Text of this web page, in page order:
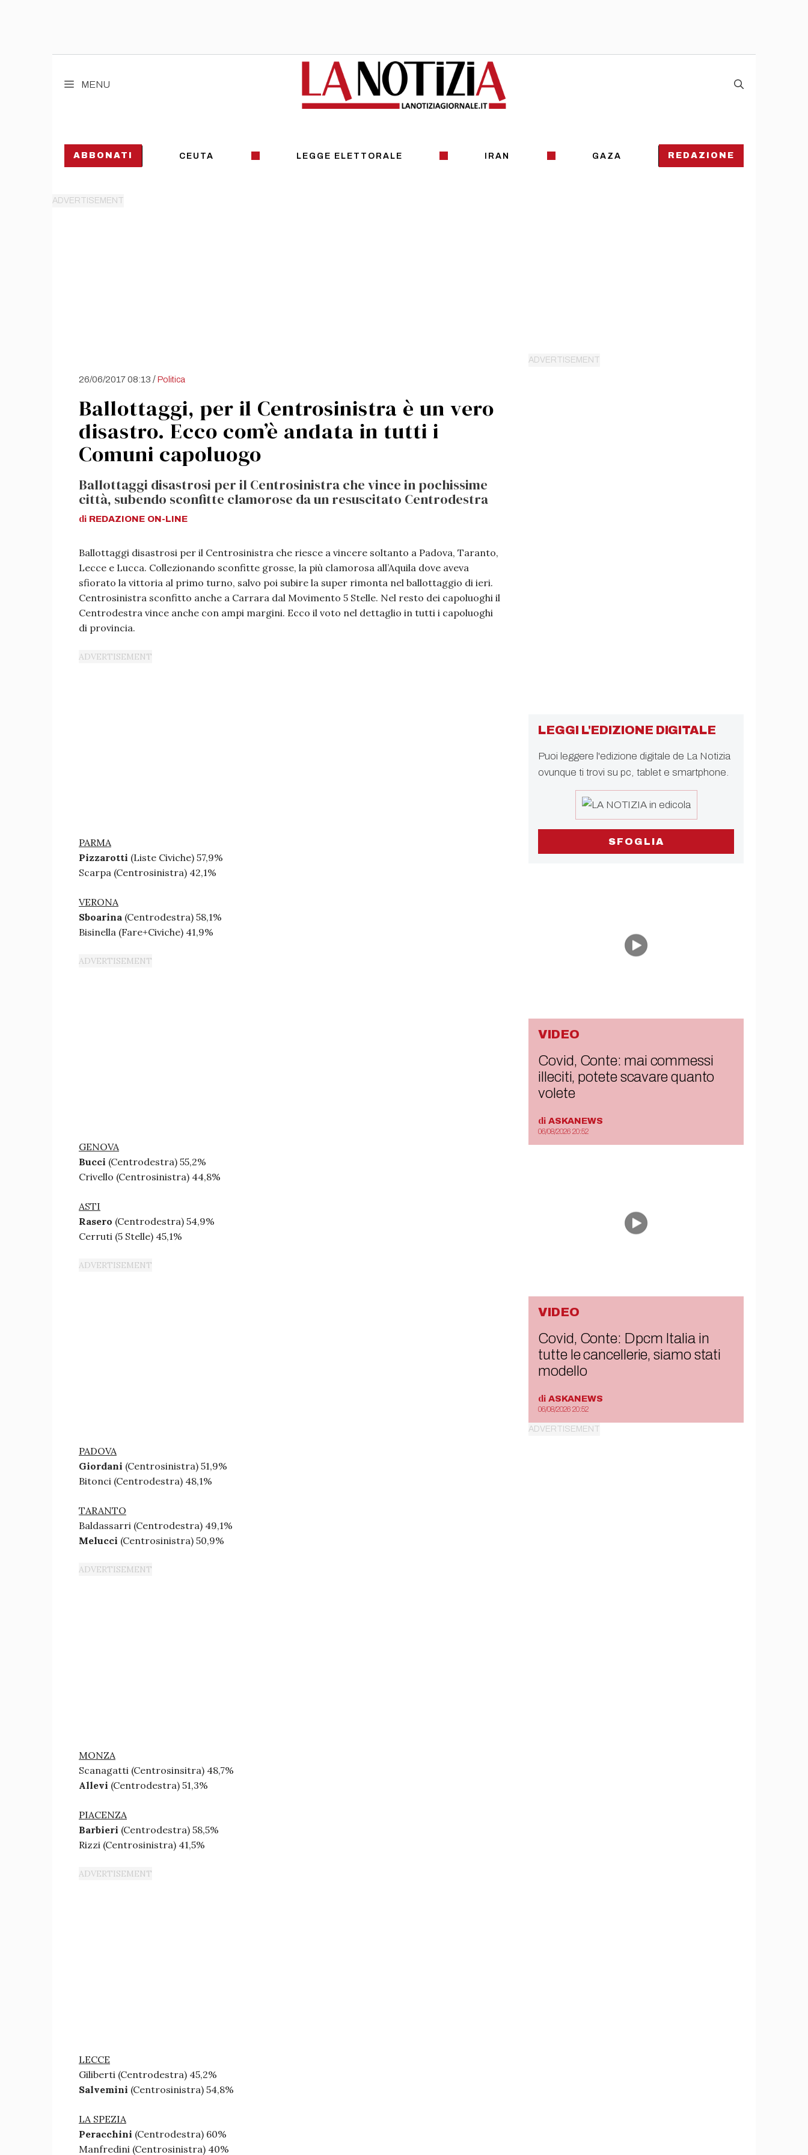
MENU
ABBONATI CEUTA LEGGE ELETTORALE IRAN GAZA REDAZIONE
26/06/2017 08:13 /Politica
Ballottaggi, per il Centrosinistra è un vero
disastro. Ecco com’è andata in tutti i
Comuni capoluogo
Ballottaggi disastrosi per il Centrosinistra che vince in pochissime
città, subendo sconfitte clamorose da un resuscitato Centrodestra
di REDAZIONE ON-LINE
Ballottaggi disastrosi per il Centrosinistra che riesce a vincere soltanto a Padova, Taranto,
Lecce e Lucca. Collezionando sconfitte grosse, la più clamorosa all’Aquila dove aveva
sfiorato la vittoria al primo turno, salvo poi subire la super rimonta nel ballottaggio di ieri.
Centrosinistra sconfitto anche a Carrara dal Movimento 5 Stelle. Nel resto dei capoluoghi il
Centrodestra vince anche con ampi margini. Ecco il voto nel dettaglio in tutti i capoluoghi
di provincia.
PARMA
Pizzarotti (Liste Civiche) 57,9%
Scarpa (Centrosinistra) 42,1%
VERONA
Sboarina (Centrodestra) 58,1%
Bisinella (Fare+Civiche) 41,9%
GENOVA
Bucci (Centrodestra) 55,2%
Crivello (Centrosinistra) 44,8%
ASTI
Rasero (Centrodestra) 54,9%
Cerruti (5 Stelle) 45,1%
PADOVA
Giordani (Centrosinistra) 51,9%
Bitonci (Centrodestra) 48,1%
TARANTO
Baldassarri (Centrodestra) 49,1%
Melucci (Centrosinistra) 50,9%
MONZA
Scanagatti (Centrosinsitra) 48,7%
Allevi (Centrodestra) 51,3%
PIACENZA
Barbieri (Centrodestra) 58,5%
Rizzi (Centrosinistra) 41,5%
LECCE
Giliberti (Centrodestra) 45,2%
Salvemini (Centrosinistra) 54,8%
LA SPEZIA
Peracchini (Centrodestra) 60%
Manfredini (Centrosinistra) 40%
LEGGI L'EDIZIONE DIGITALE
Puoi leggere l'edizione digitale de La Notizia
ovunque ti trovi su pc, tablet e smartphone.
SFOGLIA
VIDEO
Covid, Conte: mai commessi
illeciti, potete scavare quanto
volete
di ASKANEWS
06/08/2026 20:52
VIDEO
Covid, Conte: Dpcm Italia in
tutte le cancellerie, siamo stati
modello
di ASKANEWS
06/08/2026 20:52